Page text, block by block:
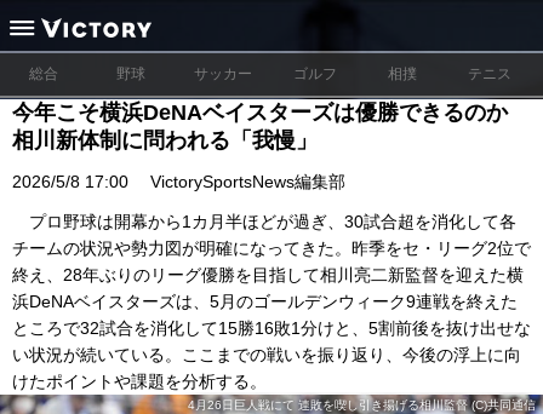
総合 野球 サッカー ゴルフ 相撲 テニス
今年こそ横浜DeNAベイスターズは優勝できるのか
相川新体制に問われる「我慢」
2026/5/8 17:00 VictorySportsNews編集部
プロ野球は開幕から1カ月半ほどが過ぎ、30試合超を消化して各
チームの状況や勢力図が明確になってきた。昨季をセ・リーグ2位で
終え、28年ぶりのリーグ優勝を目指して相川亮二新監督を迎えた横
浜DeNAベイスターズは、5月のゴールデンウィーク9連戦を終えた
ところで32試合を消化して15勝16敗1分けと、5割前後を抜け出せな
い状況が続いている。ここまでの戦いを振り返り、今後の浮上に向
けたポイントや課題を分析する。
4月26日巨人戦にて 連敗を喫し引き揚げる相川監督 (C)共同通信